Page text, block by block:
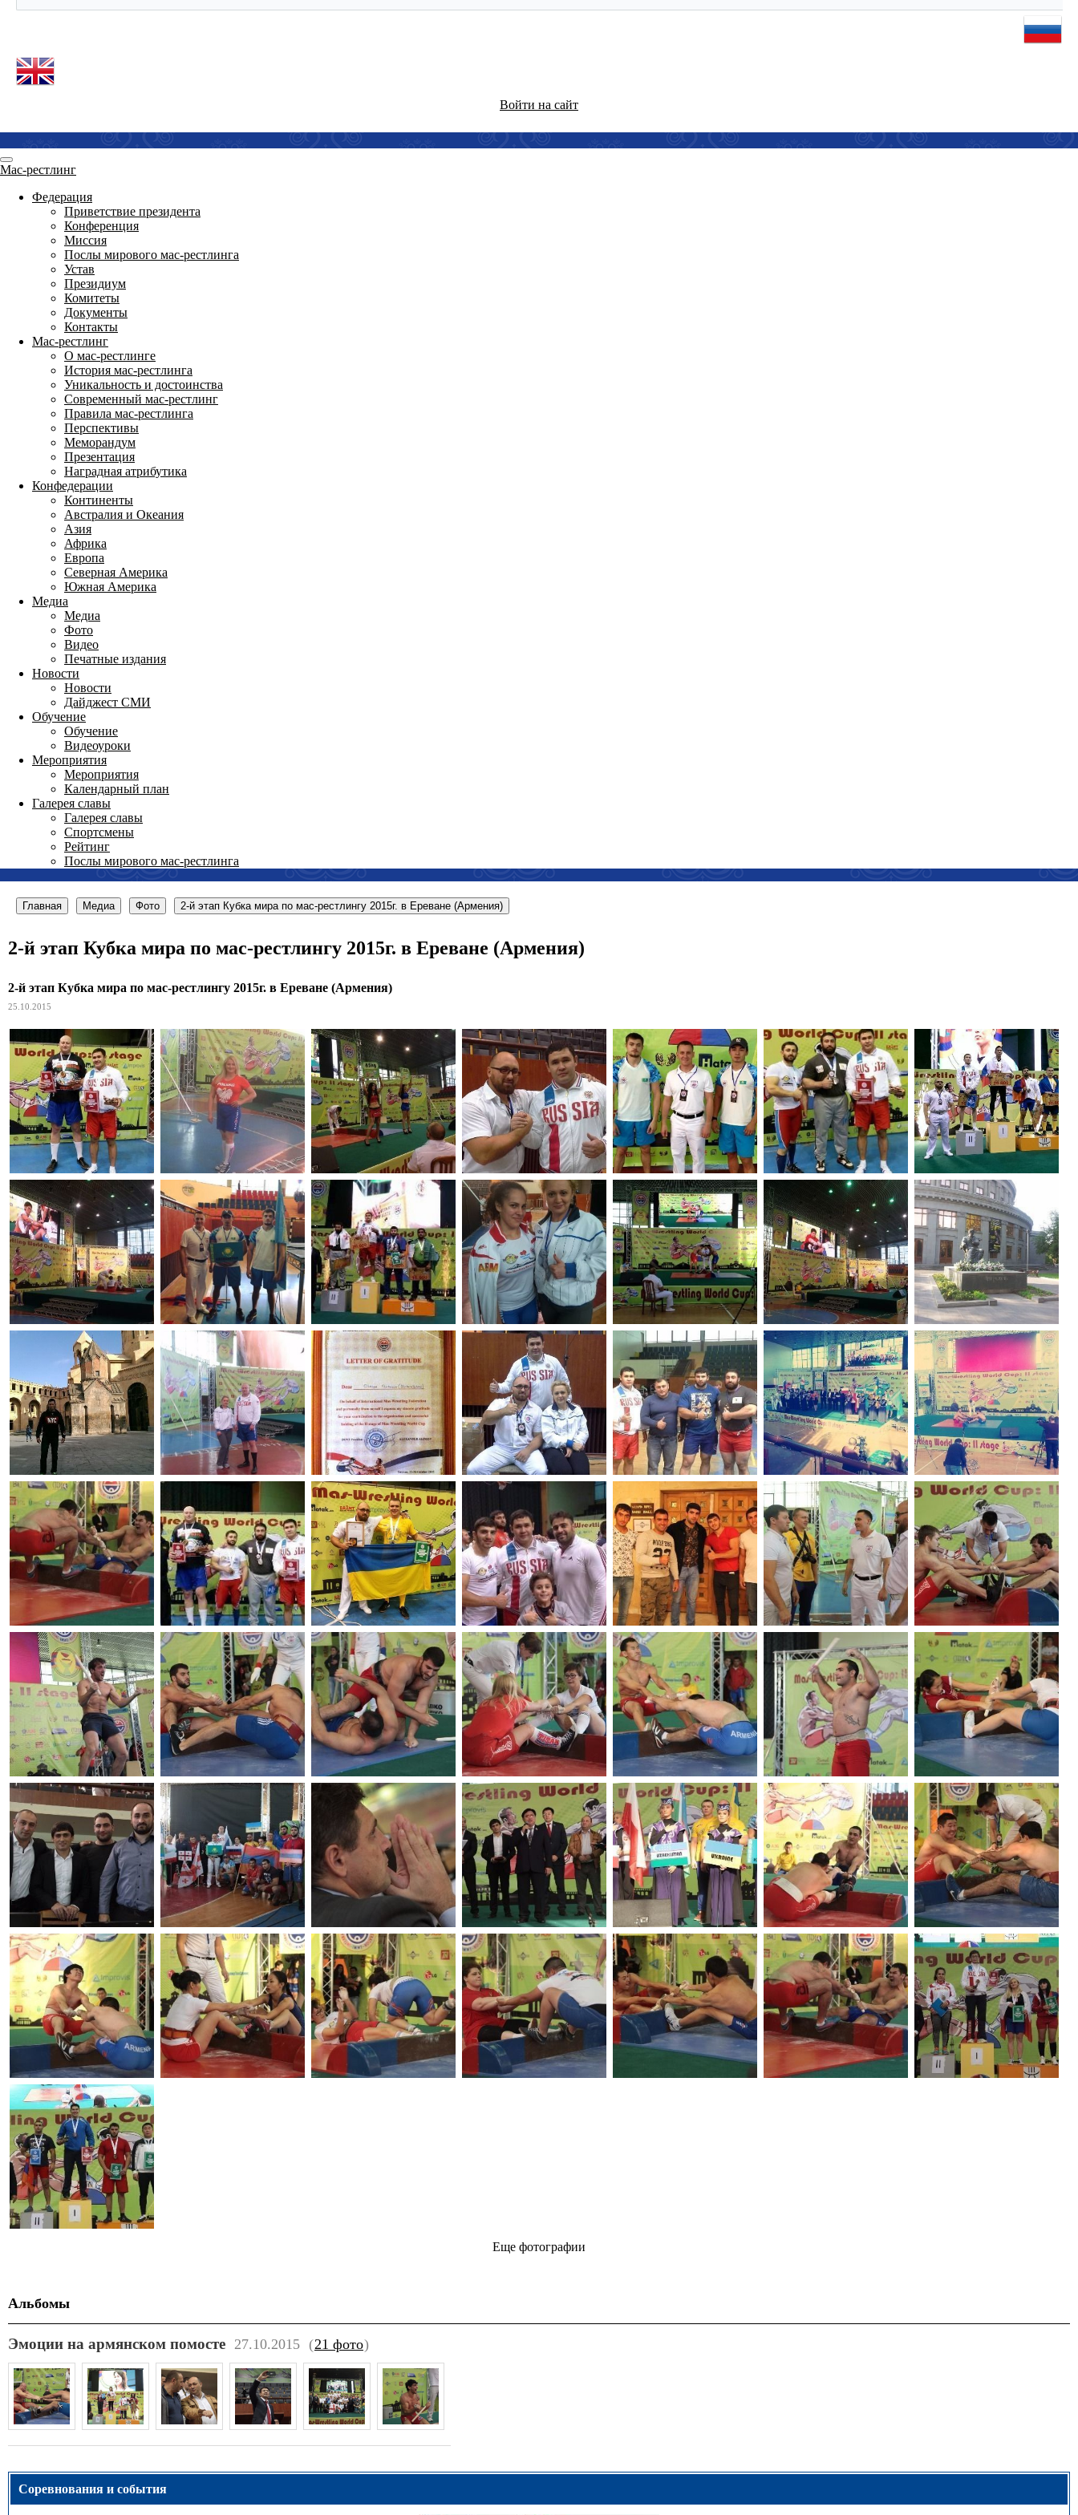
Войти на сайт
Мас-рестлинг
Федерация
Приветствие президента
Конференция
Миссия
Послы мирового мас-рестлинга
Устав
Президиум
Комитеты
Документы
Контакты
Мас-рестлинг
О мас-рестлинге
История мас-рестлинга
Уникальность и достоинства
Современный мас-рестлинг
Правила мас-рестлинга
Перспективы
Меморандум
Презентация
Наградная атрибутика
Конфедерации
Континенты
Австралия и Океания
Азия
Африка
Европа
Северная Америка
Южная Америка
Медиа
Медиа
Фото
Видео
Печатные издания
Новости
Новости
Дайджест СМИ
Обучение
Обучение
Видеоуроки
Мероприятия
Мероприятия
Календарный план
Галерея славы
Галерея славы
Спортсмены
Рейтинг
Послы мирового мас-рестлинга
Главная Медиа Фото 2-й этап Кубка мира по мас-рестлингу 2015г. в Ереване (Армения)
2-й этап Кубка мира по мас-рестлингу 2015г. в Ереване (Армения)
2-й этап Кубка мира по мас-рестлингу 2015г. в Ереване (Армения)
25.10.2015
Еще фотографии
Альбомы
Эмоции на армянском помосте 27.10.2015 (21 фото)
Соревнования и события